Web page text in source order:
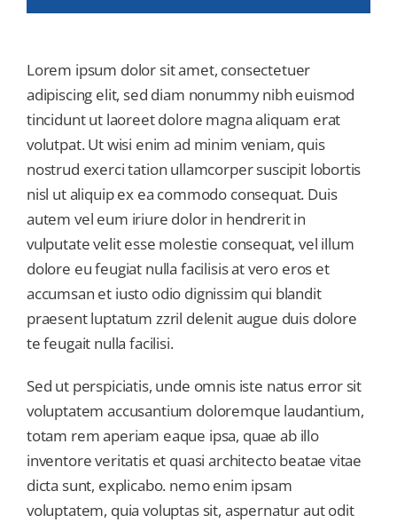
Lorem ipsum dolor sit amet, consectetuer
adipiscing elit, sed diam nonummy nibh euismod
tincidunt ut laoreet dolore magna aliquam erat
volutpat. Ut wisi enim ad minim veniam, quis
nostrud exerci tation ullamcorper suscipit lobortis
nisl ut aliquip ex ea commodo consequat. Duis
autem vel eum iriure dolor in hendrerit in
vulputate velit esse molestie consequat, vel illum
dolore eu feugiat nulla facilisis at vero eros et
accumsan et iusto odio dignissim qui blandit
praesent luptatum zzril delenit augue duis dolore
te feugait nulla facilisi.
Sed ut perspiciatis, unde omnis iste natus error sit
voluptatem accusantium doloremque laudantium,
totam rem aperiam eaque ipsa, quae ab illo
inventore veritatis et quasi architecto beatae vitae
dicta sunt, explicabo. nemo enim ipsam
voluptatem, quia voluptas sit, aspernatur aut odit